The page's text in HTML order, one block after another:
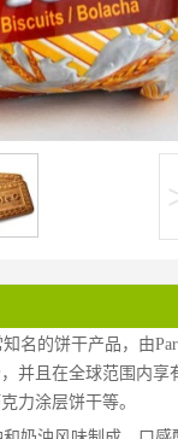
名的饼干产品，由
并且在全球范围内享
力涂层饼干等。